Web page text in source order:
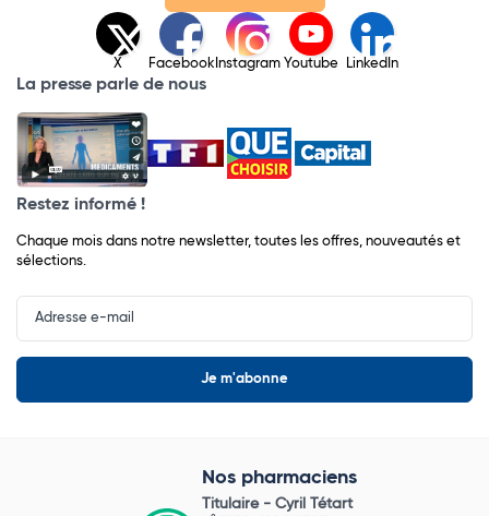
X Facebook Instagram Youtube LinkedIn
La presse parle de nous
Restez informé !
Chaque mois dans notre newsletter, toutes les offres, nouveautés et
sélections.
Input
Newsletter
Nos pharmaciens
Titulaire - Cyril Tétart